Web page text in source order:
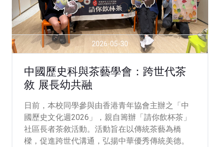
2026-05-30
中國歷史科與茶藝學會：跨世代茶
敘 展長幼共融
日前，本校同學參與由香港青年協會主辦之「中
國歷史文化週2026」，親自籌辦「請你飲杯茶」
社區長者茶敘活動。活動旨在以傳統茶藝為橋
樑，促進跨世代溝通，弘揚中華優秀傳統美德。